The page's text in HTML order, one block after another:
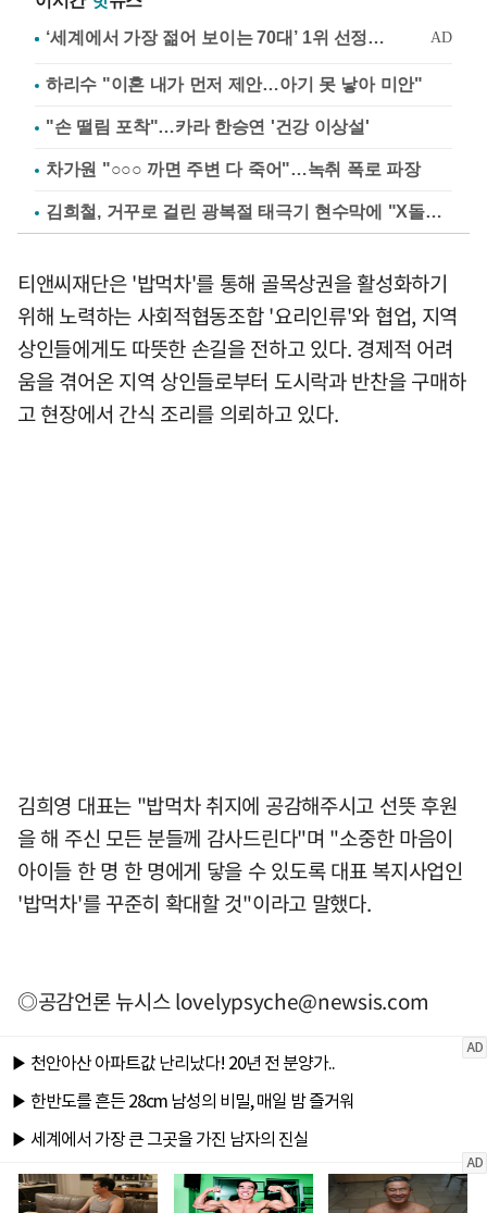
하리수 "이혼 내가 먼저 제안…아기 못 낳아 미안"
"손 떨림 포착"…카라 한승연 '건강 이상설'
차가원 "○○○ 까면 주변 다 죽어"…녹취 폭로 파장
김희철, 거꾸로 걸린 광복절 태극기 현수막에 "X돌았네"
티앤씨재단은 '밥먹차'를 통해 골목상권을 활성화하기
위해 노력하는 사회적협동조합 '요리인류'와 협업, 지역
상인들에게도 따뜻한 손길을 전하고 있다. 경제적 어려
움을 겪어온 지역 상인들로부터 도시락과 반찬을 구매하
고 현장에서 간식 조리를 의뢰하고 있다.
김희영 대표는 "밥먹차 취지에 공감해주시고 선뜻 후원
을 해 주신 모든 분들께 감사드린다"며 "소중한 마음이
아이들 한 명 한 명에게 닿을 수 있도록 대표 복지사업인
'밥먹차'를 꾸준히 확대할 것"이라고 말했다.
◎공감언론 뉴시스lovelypsyche@newsis.com